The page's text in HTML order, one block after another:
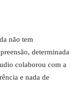
não tem
determinada
colaborou com a
e nada de